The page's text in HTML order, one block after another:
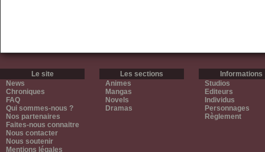
Le site
News
Chroniques
FAQ
Qui sommes-nous ?
Nos partenaires
Faites-nous connaitre
Nous contacter
Nous soutenir
Mentions légales
Les sections
Animes
Mangas
Novels
Dramas
Informations
Studios
Editeurs
Individus
Personnages
Règlement